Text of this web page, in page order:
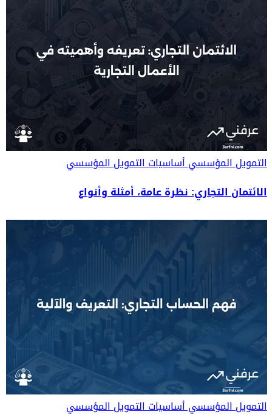
التمويل المؤسسيأساسيات التمويل المؤسسي
الائتمان التجاري: نظرة عامة، أمثلة وأنواع
التمويل المؤسسيأساسيات التمويل المؤسسي